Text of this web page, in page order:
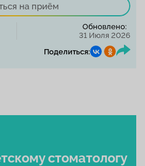
на приём
Обновлено:
31 Июля 2026
Поделиться:
стоматологу